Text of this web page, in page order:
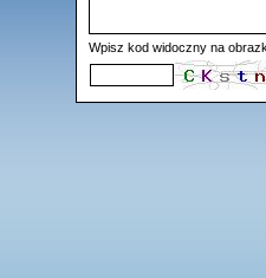
Wpisz kod widoczny na